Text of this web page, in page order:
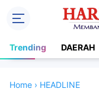
Trending DAERAH
Home › HEADLINE